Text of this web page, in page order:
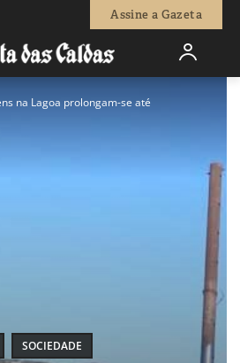
Assine a Gazeta
na Lagoa prolongam-se até
SOCIEDADE